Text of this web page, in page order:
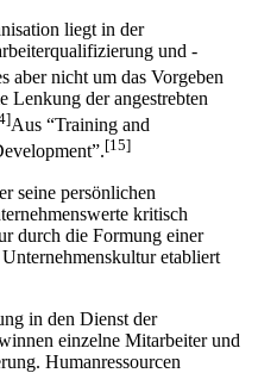
liegt in der
und -
aber nicht um das Vorgeben
Lenkung der angestrebten
Aus “Training and
[15]
seine persönlichen
kritisch
durch die Formung einer
etabliert
in den Dienst der
einzelne Mitarbeiter und
Humanressourcen